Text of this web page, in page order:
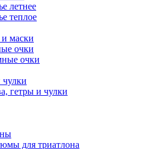
летнее
теплое
маски
очки
очки
чулки
гетры и чулки
для триатлона